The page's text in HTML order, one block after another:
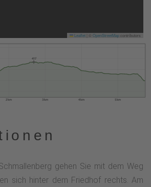
Leaflet OpenStreetMapcontributors
2 km 3 km 4 km 5 km
417
gehen Sie mit dem Weg
sich hinter dem Friedhof rechts. Am